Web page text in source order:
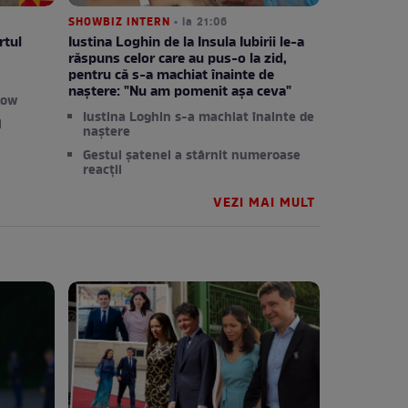
SHOWBIZ INTERN • la 21:06
Iustina Loghin de la Insula Iubirii le-a
răspuns celor care au pus-o la zid,
pentru că s-a machiat înainte de
naștere: "Nu am pomenit așa ceva"
Iustina Loghin s-a machiat înainte de
naștere
Gestul șatenei a stârnit numeroase
reacții
VEZI MAI MULT